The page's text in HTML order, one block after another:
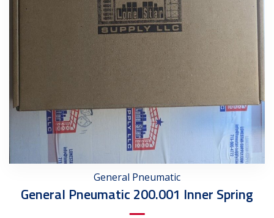
General Pneumatic
General Pneumatic 200.001 Inner Spring